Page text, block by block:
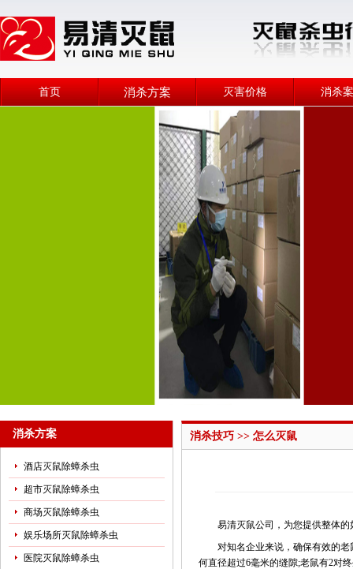
首页 消杀方案 灭害价格 消杀
消杀方案
酒店灭鼠除蟑杀虫
超市灭鼠除蟑杀虫
商场灭鼠除蟑杀虫
娱乐场所灭鼠除蟑杀虫
医院灭鼠除蟑杀虫
消杀技巧 >> 怎么灭鼠
易清灭鼠公司，为您提供整体的
对知名企业来说，确保有效的老
何直径超过6毫米的缝隙;老鼠有2对